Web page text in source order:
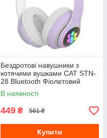
Бездротові навушники з
котячими вушками CAT STN-
28 Bluetooth Фіолетовий
В наявності
449 ₴ 561 ₴
Купити